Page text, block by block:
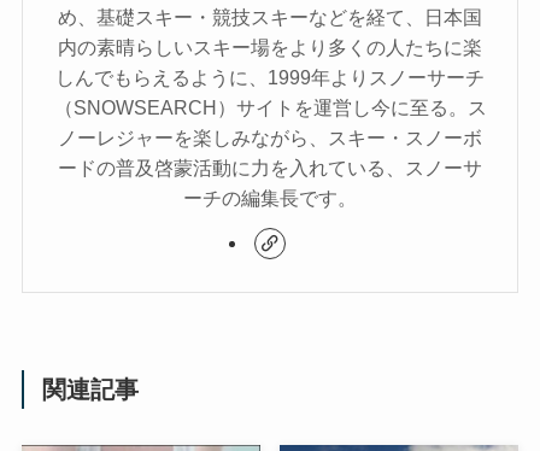
め、基礎スキー・競技スキーなどを経て、日本国
内の素晴らしいスキー場をより多くの人たちに楽
しんでもらえるように、1999年よりスノーサーチ
（SNOWSEARCH）サイトを運営し今に至る。ス
ノーレジャーを楽しみながら、スキー・スノーボ
ードの普及啓蒙活動に力を入れている、スノーサ
ーチの編集長です。
関連記事